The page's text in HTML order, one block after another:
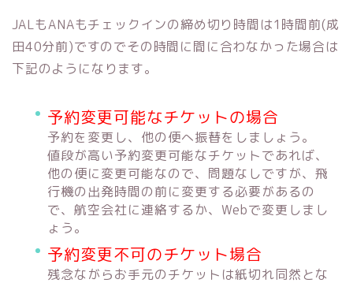
JALもANAもチェックインの締め切り時間は1時間前(成
田40分前)ですのでその時間に間に合わなかった場合は
下記のようになります。
予約変更可能なチケットの場合
予約を変更し、他の便へ振替をしましょう。
値段が高い予約変更可能なチケットであれば、
他の便に変更可能なので、問題なしですが、飛
行機の出発時間の前に変更する必要があるの
で、航空会社に連絡するか、Webで変更しまし
ょう。
予約変更不可のチケット場合
残念ながらお手元のチケットは紙切れ同然とな